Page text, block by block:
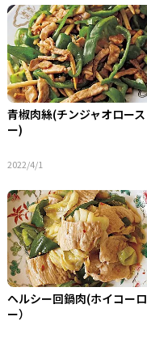
青椒肉絲(チンジャオロース
ー)
2022/4/1
ヘルシー回鍋肉(ホイコーロ
ー）